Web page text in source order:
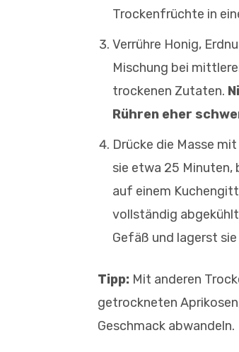
Trockenfrüchte in
Verrühre Honig,
Mischung bei
trockenen Zutaten.
Rühren eher
Drücke die Masse
sie etwa 25 Minuten,
auf einem
vollständig
Gefäß und lagerst
Tipp: Mit anderen
getrockneten
Geschmack abwandeln.